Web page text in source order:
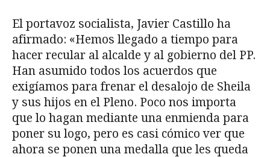
El portavoz socialista, Javier Castillo ha
afirmado: «Hemos llegado a tiempo para
hacer recular al alcalde y al gobierno del PP.
Han asumido todos los acuerdos que
exigíamos para frenar el desalojo de Sheila
y sus hijos en el Pleno. Poco nos importa
que lo hagan mediante una enmienda para
poner su logo, pero es casi cómico ver que
ahora se ponen una medalla que les queda